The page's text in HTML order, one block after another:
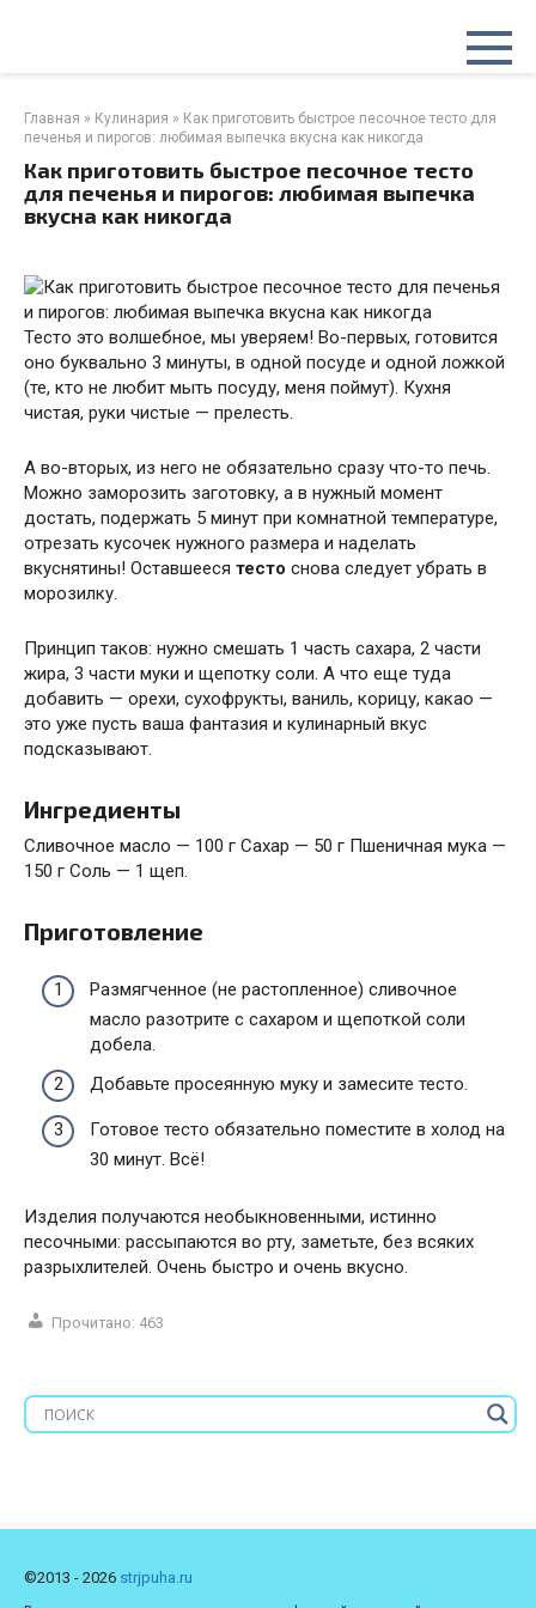
Главная » Кулинария » Как приготовить быстрое песочное тесто для
печенья и пирогов: любимая выпечка вкусна как никогда
Как приготовить быстрое песочное тесто
для печенья и пирогов: любимая выпечка
вкусна как никогда
Тесто это волшебное, мы уверяем! Во-первых, готовится
оно буквально 3 минуты, в одной посуде и одной ложкой
(те, кто не любит мыть посуду, меня поймут). Кухня
чистая, руки чистые — прелесть.
А во-вторых, из него не обязательно сразу что-то печь.
Можно заморозить заготовку, а в нужный момент
достать, подержать 5 минут при комнатной температуре,
отрезать кусочек нужного размера и наделать
вкуснятины! Оставшееся тесто снова следует убрать в
морозилку.
Принцип таков: нужно смешать 1 часть сахара, 2 части
жира, 3 части муки и щепотку соли. А что еще туда
добавить — орехи, сухофрукты, ваниль, корицу, какао —
это уже пусть ваша фантазия и кулинарный вкус
подсказывают.
Ингредиенты
Сливочное масло — 100 г Сахар — 50 г Пшеничная мука —
150 г Соль — 1 щеп.
Приготовление
Размягченное (не растопленное) сливочное
масло разотрите с сахаром и щепоткой соли
добела.
Добавьте просеянную муку и замесите тесто.
Готовое тесто обязательно поместите в холод на
30 минут. Всё!
Изделия получаются необыкновенными, истинно
песочными: рассыпаются во рту, заметьте, без всяких
разрыхлителей. Очень быстро и очень вкусно.
Прочитано: 463
©2013 - 2026 strjpuha.ru